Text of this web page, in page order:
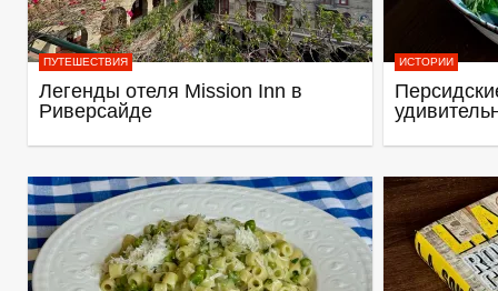
ПУТЕШЕСТВИЯ
Легенды отеля Mission Inn в
Риверсайде
ИСТОРИИ